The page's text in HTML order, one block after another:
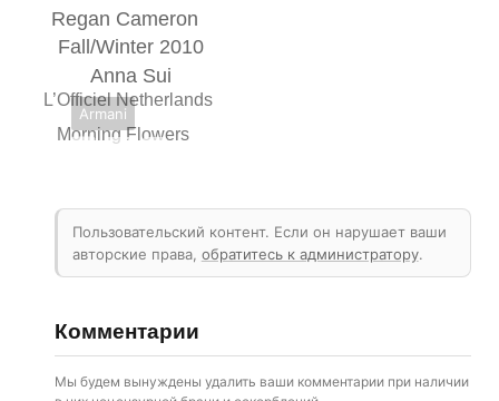
Regan Cameron
Fall/Winter 2010
Anna Sui
L’Officiel Netherlands
Morning Flowers
Armani
Пользовательский контент. Если он нарушает ваши
авторские права, обратитесь к администратору.
Комментарии
Мы будем вынуждены удалить ваши комментарии при наличии